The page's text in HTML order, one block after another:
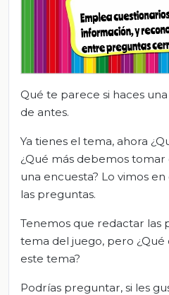
Qué te parece si haces
de antes.
Ya tienes el tema, ahora
¿Qué más debemos
una encuesta? Lo vimos en
las preguntas.
Tenemos que redactar las
tema del juego, pero
este tema?
Podrías preguntar, si les